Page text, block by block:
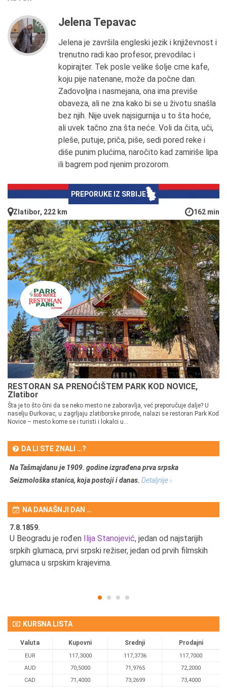
Jelena Tepavac
Jelena je završila engleski jezik i književnost i
trenutno radi kao profesor, prevodilac i
kopirajter. Tek posle velike šolje crne kafe,
koju pije natenane, može da počne dan.
Zadovoljna i nasmejana, ona ima previše
obaveza, ali ne zna kako bi se u životu snašla
bez njih. Nije uvek najsigurnija u to šta hoće,
ali uvek tačno zna šta neće. Voli da čita, uči,
pleše, putuje, priča, piše, sedi pored reke i
diše punim plućima, naročito kad zamiriše lipa
ili bagrem pod njenim prozorom.
PREPORUKE IZ SRBIJE
Zlatibor, 222 km 162 min
RESTORAN SA PRENOĆIŠTEM PARK KOD NOVICE,
Zlatibor
Šta je to što čini da se neko mesto ne zaboravlja, već preporučuje dalje? U
naselju Đurkovac, u zagrljaju zlatiborske prirode, nalazi se restoran Park Kod
Novice – mesto kome se i turisti i lokalci u...
DA LI STE ZNALI …?
Na Tašmajdanu je 1909. godine izgrađena prva srpska
Seizmološka stanica, koja postoji i danas. Detaljnije ›
NA DANAŠNJI DAN …
7.8.1859.
U Beogradu je rođen Ilija Stanojević, jedan od najstarijih
srpkih glumaca, prvi srpski režiser, jedan od prvih filmskih
glumaca u srpskim krajevima.
KURSNA LISTA
Valuta Kupovni Srednji Prodajni
EUR 117,3000 117,3736
117,7000
AUD
70,5000 71,9765
72,2000
CAD
71,4000 73,2699 73,4000